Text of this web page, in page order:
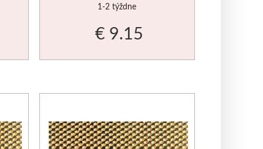
1-2 týždne
€ 9.15